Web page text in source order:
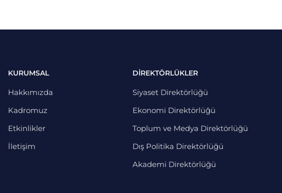
KURUMSAL
Hakkımızda
Kadromuz
Etkinlikler
İletişim
DİREKTÖRLÜKLER
Siyaset Direktörlüğü
Ekonomi Direktörlüğü
Toplum ve Medya Direktörlüğü
Dış Politika Direktörlüğü
Akademi Direktörlüğü